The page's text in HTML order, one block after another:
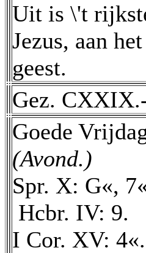
Uit is \'t
Jezus, aan
geest.
Gez.
Goede
(Avond.)
Spr. X: G«,
Hcbr. IV: 9.
I Cor. XV: 4«.